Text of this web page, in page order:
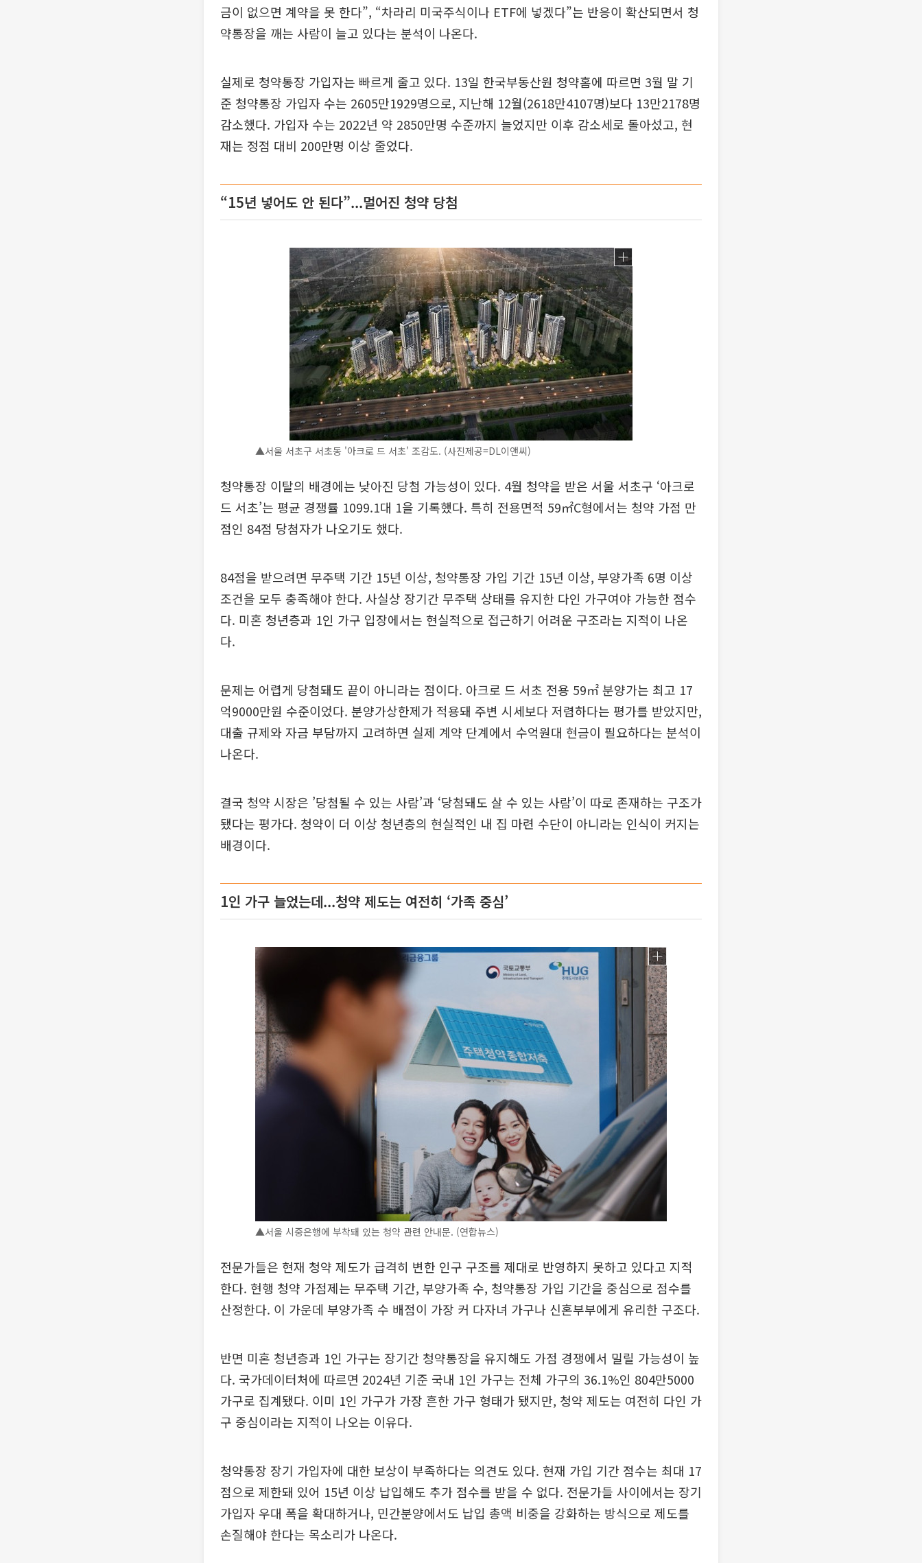
금이 없으면 계약을 못 한다”, “차라리 미국주식이나 ETF에 넣겠다”는 반응이 확산되면서 청
약통장을 깨는 사람이 늘고 있다는 분석이 나온다.
실제로 청약통장 가입자는 빠르게 줄고 있다. 13일 한국부동산원 청약홈에 따르면 3월 말 기
준 청약통장 가입자 수는 2605만1929명으로, 지난해 12월(2618만4107명)보다 13만2178명
감소했다. 가입자 수는 2022년 약 2850만명 수준까지 늘었지만 이후 감소세로 돌아섰고, 현
재는 정점 대비 200만명 이상 줄었다.
“15년 넣어도 안 된다”...멀어진 청약 당첨
▲서울 서초구 서초동 '아크로 드 서초' 조감도. (사진제공=DL이앤씨)
청약통장 이탈의 배경에는 낮아진 당첨 가능성이 있다. 4월 청약을 받은 서울 서초구 ‘아크로
드 서초’는 평균 경쟁률 1099.1대 1을 기록했다. 특히 전용면적 59㎡C형에서는 청약 가점 만
점인 84점 당첨자가 나오기도 했다.
84점을 받으려면 무주택 기간 15년 이상, 청약통장 가입 기간 15년 이상, 부양가족 6명 이상
조건을 모두 충족해야 한다. 사실상 장기간 무주택 상태를 유지한 다인 가구여야 가능한 점수
다. 미혼 청년층과 1인 가구 입장에서는 현실적으로 접근하기 어려운 구조라는 지적이 나온
다.
문제는 어렵게 당첨돼도 끝이 아니라는 점이다. 아크로 드 서초 전용 59㎡ 분양가는 최고 17
억9000만원 수준이었다. 분양가상한제가 적용돼 주변 시세보다 저렴하다는 평가를 받았지만,
대출 규제와 자금 부담까지 고려하면 실제 계약 단계에서 수억원대 현금이 필요하다는 분석이
나온다.
결국 청약 시장은 ’당첨될 수 있는 사람’과 ‘당첨돼도 살 수 있는 사람’이 따로 존재하는 구조가
됐다는 평가다. 청약이 더 이상 청년층의 현실적인 내 집 마련 수단이 아니라는 인식이 커지는
배경이다.
1인 가구 늘었는데...청약 제도는 여전히 ‘가족 중심’
▲서울 시중은행에 부착돼 있는 청약 관련 안내문. (연합뉴스)
전문가들은 현재 청약 제도가 급격히 변한 인구 구조를 제대로 반영하지 못하고 있다고 지적
한다. 현행 청약 가점제는 무주택 기간, 부양가족 수, 청약통장 가입 기간을 중심으로 점수를
산정한다. 이 가운데 부양가족 수 배점이 가장 커 다자녀 가구나 신혼부부에게 유리한 구조다.
반면 미혼 청년층과 1인 가구는 장기간 청약통장을 유지해도 가점 경쟁에서 밀릴 가능성이 높
다. 국가데이터처에 따르면 2024년 기준 국내 1인 가구는 전체 가구의 36.1%인 804만5000
가구로 집계됐다. 이미 1인 가구가 가장 흔한 가구 형태가 됐지만, 청약 제도는 여전히 다인 가
구 중심이라는 지적이 나오는 이유다.
청약통장 장기 가입자에 대한 보상이 부족하다는 의견도 있다. 현재 가입 기간 점수는 최대 17
점으로 제한돼 있어 15년 이상 납입해도 추가 점수를 받을 수 없다. 전문가들 사이에서는 장기
가입자 우대 폭을 확대하거나, 민간분양에서도 납입 총액 비중을 강화하는 방식으로 제도를
손질해야 한다는 목소리가 나온다.